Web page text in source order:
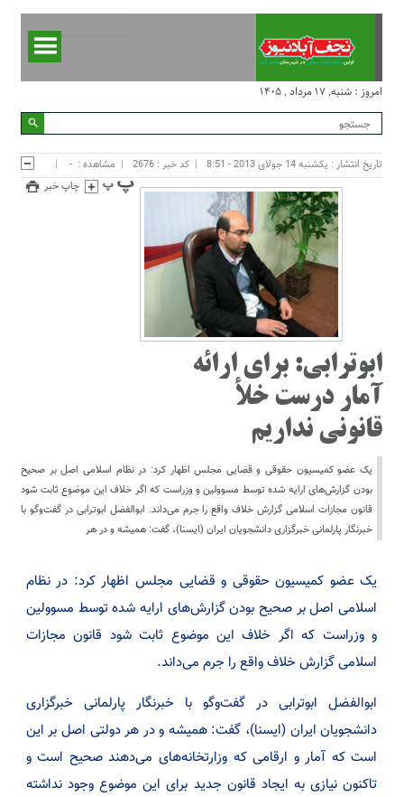
امروز : شنبه, ۱۷ مرداد , ۱۴۰۵
تاریخ انتشار : یکشنبه 14 جولای 2013 - 8:51 کد خبر : 2676 مشاهده : -
چاپ خبر
ابوترابی: برای ارائه
آمار درست خلأ
قانونی نداریم
یک عضو کمیسیون حقوقی و قضایی مجلس اظهار کرد: در نظام اسلامی اصل بر صحیح
بودن گزارش‌های ارایه شده توسط مسوولین و وزراست که اگر خلاف این موضوع ثابت شود
قانون مجازات اسلامی گزارش خلاف واقع را جرم می‌داند. ابوالفضل ابوترابی در گفت‌وگو با
خبرنگار پارلمانی خبرگزاری دانشجویان ایران (ایسنا)، گفت: همیشه و در هر
یک عضو کمیسیون حقوقی و قضایی مجلس اظهار کرد: در نظام
اسلامی اصل بر صحیح بودن گزارش‌های ارایه شده توسط مسوولین
و وزراست که اگر خلاف این موضوع ثابت شود قانون مجازات
اسلامی گزارش خلاف واقع را جرم می‌داند.
ابوالفضل ابوترابی در گفت‌وگو با خبرنگار پارلمانی خبرگزاری
دانشجویان ایران (ایسنا)، گفت: همیشه و در هر دولتی اصل بر این
است که آمار و ارقامی که وزارتخانه‌های می‌دهند صحیح است و
تاکنون نیازی به ایجاد قانون جدید برای این موضوع وجود نداشته